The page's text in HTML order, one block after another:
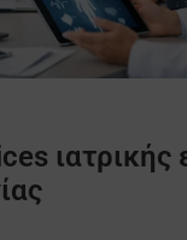
ιατρικής